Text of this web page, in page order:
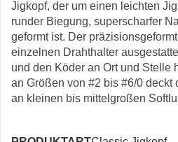
Jigkopf, der um einen leichten
runder Biegung, superscharfer
geformt ist. Der
einzelnen Drahthalter
und den Köder an Ort und Stelle
an Größen von #2 bis #6/0 deckt
an kleinen bis mittelgroßen